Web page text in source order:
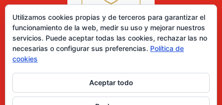
0 elementos
Utilizamos cookies propias y de terceros para garantizar el
funcionamiento de la web, medir su uso y mejorar nuestros
servicios. Puede aceptar todas las cookies, rechazar las no
necesarias o configurar sus preferencias. Política de
cookies
Aceptar todo